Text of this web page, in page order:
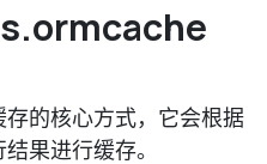
的核心方式，它会根据
果进行缓存。